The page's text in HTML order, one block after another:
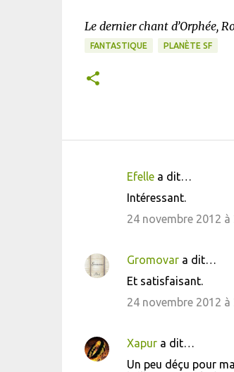
Le dernier chant d’Orphée,
FANTASTIQUE PLANÈTE SF
e
i
r
Efellea dit…
Intéressant.
24 novembre 2012 à
Gromovara dit…
Et satisfaisant.
24 novembre 2012 à
Xapura dit…
Un peu déçu pour